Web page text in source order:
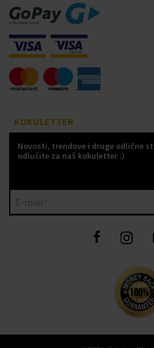
KOKULETTER
Novosti, trendove i druge odlične
odlučite za naš kokuletter :)